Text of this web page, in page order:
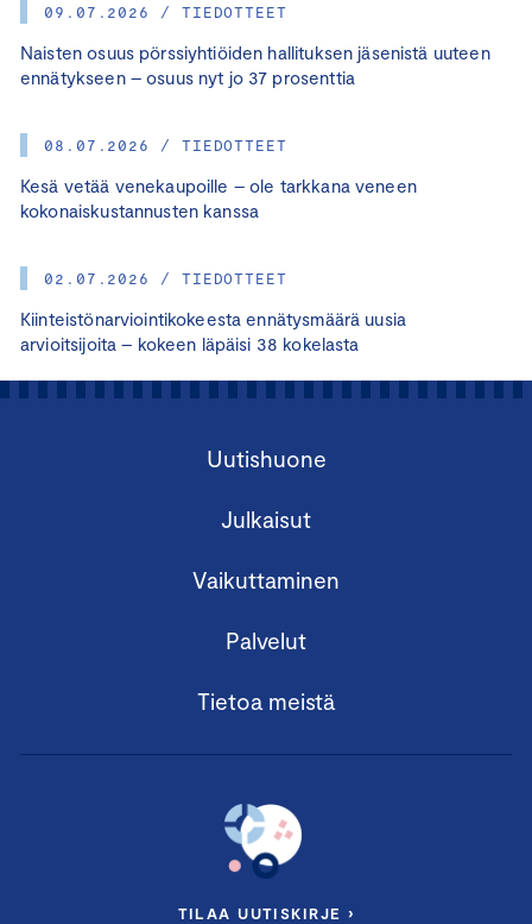
09.07.2026 / TIEDOTTEET
Naisten osuus pörssiyhtiöiden hallituksen jäsenistä uuteen
ennätykseen – osuus nyt jo 37 prosenttia
08.07.2026 / TIEDOTTEET
Kesä vetää venekaupoille – ole tarkkana veneen
kokonaiskustannusten kanssa
02.07.2026 / TIEDOTTEET
Kiinteistönarviointikokeesta ennätysmäärä uusia
arvioitsijoita – kokeen läpäisi 38 kokelasta
Uutishuone
Julkaisut
Vaikuttaminen
Palvelut
Tietoa meistä
TILAA UUTISKIRJE ›